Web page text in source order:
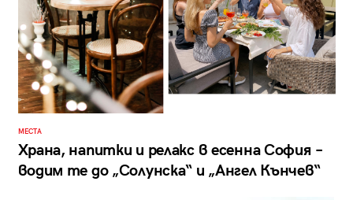
МЕСТА
Храна, напитки и релакс в есенна София –
водим те до „Солунска“ и „Ангел Кънчев“